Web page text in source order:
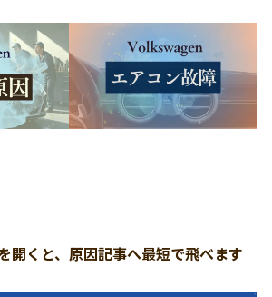
開くと、原因記事へ最短で飛べます